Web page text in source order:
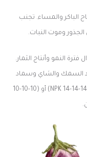
والمساء. تجنب
وموت النبات.
النمو وأنتاج الثمار.
السمك والشاي وسماد
الدود. أو قم بتسميد الباذنجان بسماد متعادل (14-14-14 NPK) أو (10-10-10